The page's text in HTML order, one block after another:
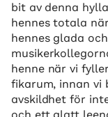
bit av denna
hennes totala
hennes glada
henne när vi
fikarum, innan vi
avskildhet för
och ett glatt